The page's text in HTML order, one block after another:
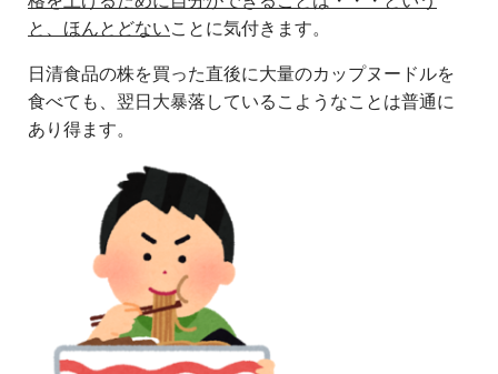
と、ほんとどないことに気付きます。
日清食品の株を買った直後に大量のカップヌードルを
食べても、翌日大暴落しているこようなことは普通に
あり得ます。